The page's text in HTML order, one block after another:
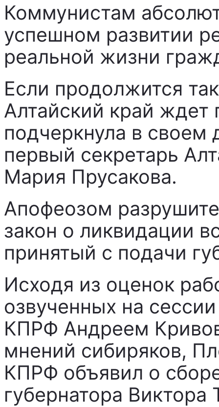
Коммунистам
успешном развитии
реальной жизни
Если продолжится
Алтайский край ждет
подчеркнула в
первый секретарь
Мария Прусакова.
Апофеозом
закон о ликвидации
принятый с подачи
Исходя из оценок
озвученных на
КПРФ Андреем
мнений сибиряков,
КПРФ объявил о
губернатора Виктора